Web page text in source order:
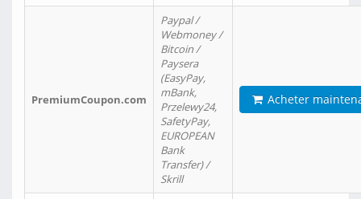
PremiumCoupon.com
Paypal /
Webmoney /
Bitcoin /
Paysera
(EasyPay,
mBank,
Przelewy24,
SafetyPay,
EUROPEAN
Bank
Transfer) /
Skrill
Acheter